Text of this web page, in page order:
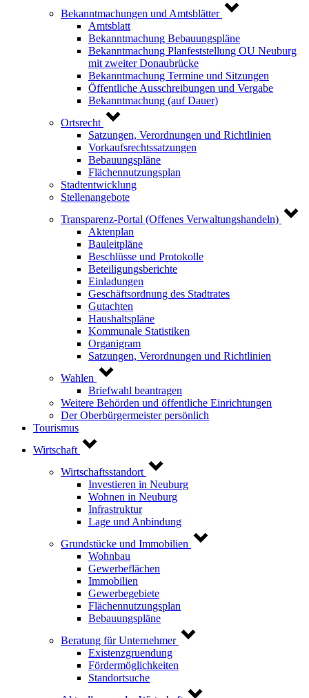
Bekanntmachungen und Amtsblätter
Amtsblatt
Bekanntmachung Bebauungspläne
Bekanntmachung Planfeststellung OU Neuburg
mit zweiter Donaubrücke
Bekanntmachung Termine und Sitzungen
Öffentliche Ausschreibungen und Vergabe
Bekanntmachung (auf Dauer)
Ortsrecht
Satzungen, Verordnungen und Richtlinien
Vorkaufsrechtssatzungen
Bebauungspläne
Flächennutzungsplan
Stadtentwicklung
Stellenangebote
Transparenz-Portal (Offenes Verwaltungshandeln)
Aktenplan
Bauleitpläne
Beschlüsse und Protokolle
Beteiligungsberichte
Einladungen
Geschäftsordnung des Stadtrates
Gutachten
Haushaltspläne
Kommunale Statistiken
Organigram
Satzungen, Verordnungen und Richtlinien
Wahlen
Briefwahl beantragen
Weitere Behörden und öffentliche Einrichtungen
Der Oberbürgermeister persönlich
Tourismus
Wirtschaft
Wirtschaftsstandort
Investieren in Neuburg
Wohnen in Neuburg
Infrastruktur
Lage und Anbindung
Grundstücke und Immobilien
Wohnbau
Gewerbeflächen
Immobilien
Gewerbegebiete
Flächennutzungsplan
Bebauungspläne
Beratung für Unternehmer
Existenzgruendung
Fördermöglichkeiten
Standortsuche